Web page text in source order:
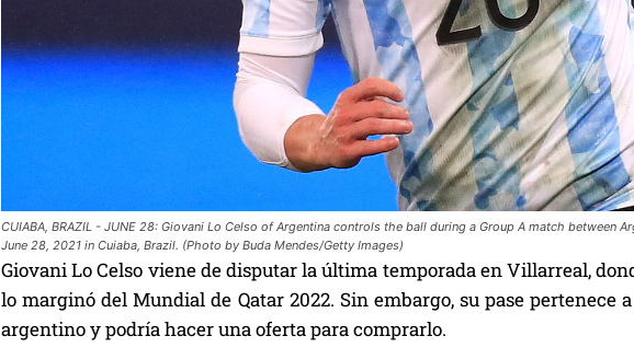
CUIABA, BRAZIL - JUNE 28: Giovani Lo Celso of Argentina controls the ball during a Group A match between
June 28, 2021 in Cuiaba, Brazil. (Photo by Buda Mendes/Getty Images)
Giovani Lo Celso viene de disputar la última temporada en Villarreal,
lo marginó del Mundial de Qatar 2022. Sin embargo, su pase
argentino y podría hacer una oferta para comprarlo.